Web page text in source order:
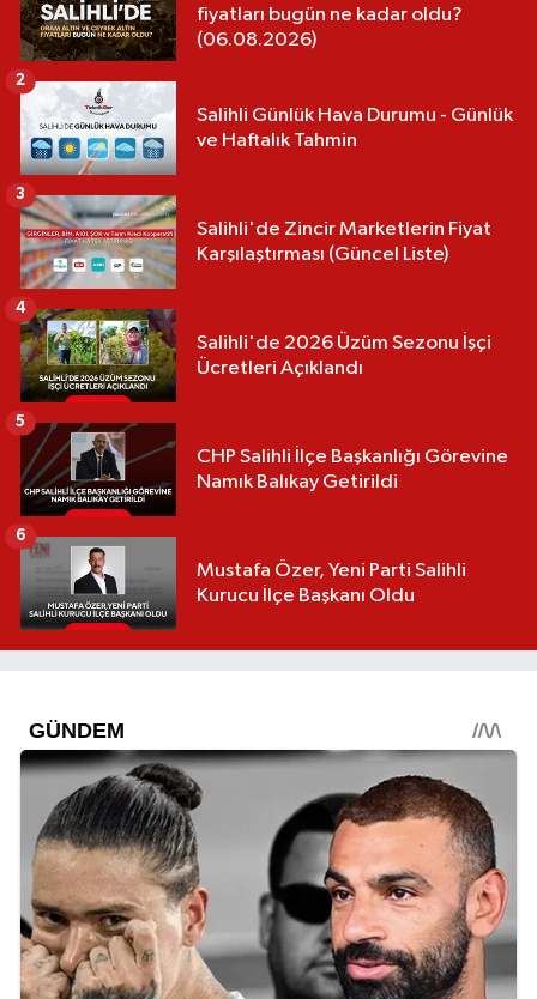
fiyatları bugün ne kadar oldu?
(06.08.2026)
Salihli Günlük Hava Durumu - Günlük
ve Haftalık Tahmin
2
Salihli'de Zincir Marketlerin Fiyat
Karşılaştırması (Güncel Liste)
3
Salihli'de 2026 Üzüm Sezonu İşçi
Ücretleri Açıklandı
4
CHP Salihli İlçe Başkanlığı Görevine
Namık Balıkay Getirildi
5
Mustafa Özer, Yeni Parti Salihli
Kurucu İlçe Başkanı Oldu
6